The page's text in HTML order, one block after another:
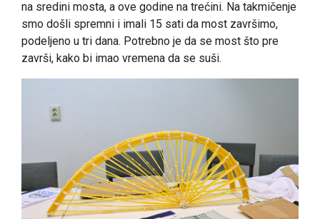
na sredini mosta, a ove godine na trećini. Na takmičenje
smo došli spremni i imali 15 sati da most završimo,
podeljeno u tri dana. Potrebno je da se most što pre
završi, kako bi imao vremena da se suši.